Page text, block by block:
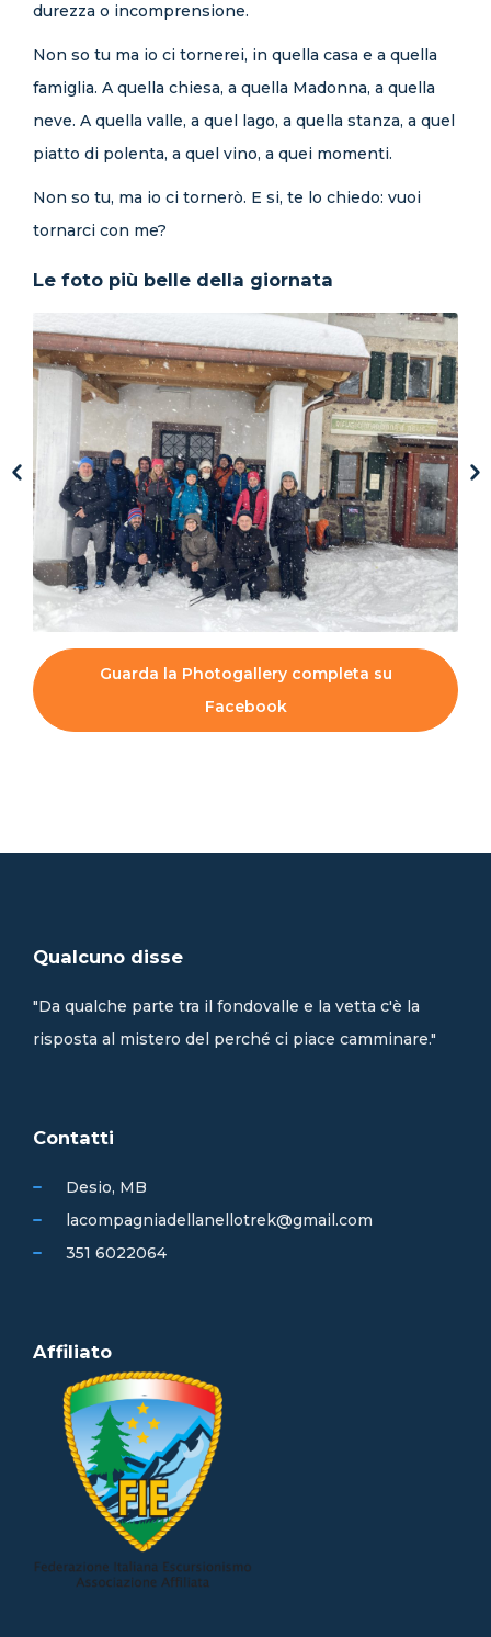
durezza o incomprensione.
Non so tu ma io ci tornerei, in quella casa e a quella
famiglia. A quella chiesa, a quella Madonna, a quella
neve. A quella valle, a quel lago, a quella stanza, a quel
piatto di polenta, a quel vino, a quei momenti.
Non so tu, ma io ci tornerò. E si, te lo chiedo: vuoi
tornarci con me?
Le foto più belle della giornata
Guarda la Photogallery completa su
Facebook
Qualcuno disse
"Da qualche parte tra il fondovalle e la vetta c'è la
risposta al mistero del perché ci piace camminare."
Contatti
Desio, MB
lacompagniadellanellotrek@gmail.com
351 6022064
Affiliato